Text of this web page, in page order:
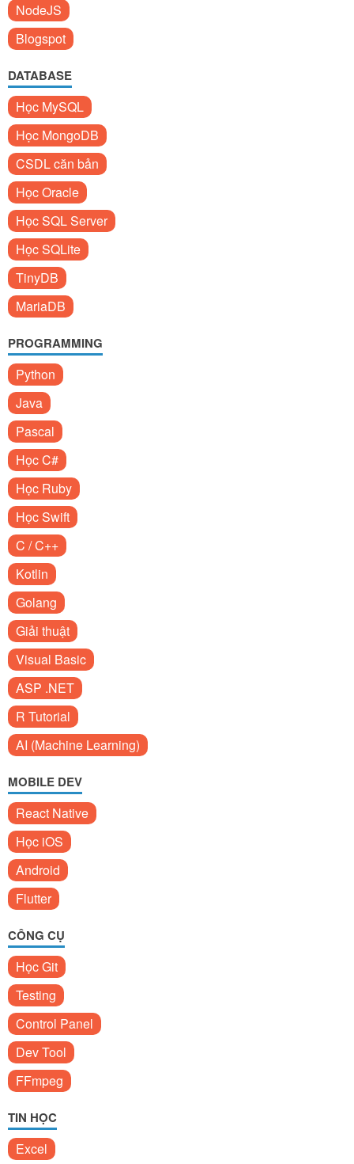
NodeJS
Blogspot
DATABASE
Học MySQL
Học MongoDB
CSDL căn bản
Học Oracle
Học SQL Server
Học SQLite
TinyDB
MariaDB
PROGRAMMING
Python
Java
Pascal
Học C#
Học Ruby
Học Swift
C / C++
Kotlin
Golang
Giải thuật
Visual Basic
ASP .NET
R Tutorial
AI (Machine Learning)
MOBILE DEV
React Native
Học iOS
Android
Flutter
CÔNG CỤ
Học Git
Testing
Control Panel
Dev Tool
FFmpeg
TIN HỌC
Excel